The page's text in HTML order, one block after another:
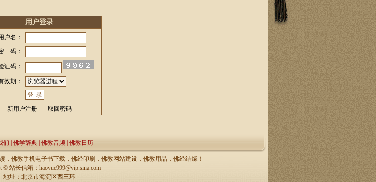
用户登录
户名：
码：
证码：
效期：
新用户注册 取回密码
们 佛学辞典 佛教音频 佛教日历
，佛教手机电子书下载，佛经印刷，佛教网站建设，佛教用品，佛经结缘！
© 站长信箱：haoyue999@vip.sina.com
地址：北京市海淀区西三环